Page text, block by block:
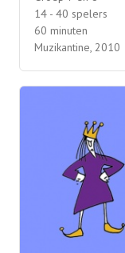
14 - 40 spelers
60 minuten
Muzikantine, 2010